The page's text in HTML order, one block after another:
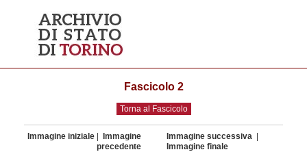
Fascicolo 2
Torna al Fascicolo
Immagine iniziale
Immagine
precedente
Immagine successiva
Immagine finale